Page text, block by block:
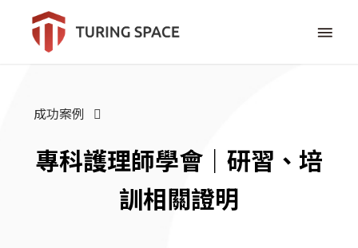
成功案例
專科護理師學會｜研習、培
訓相關證明